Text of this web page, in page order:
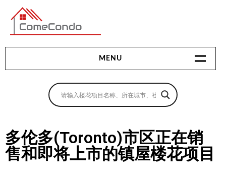
多伦多最新最全的楼花搜索引擎
MENU
地产相关
买房指南
卖房指南
多伦多(Toronto)市区正在销
售和即将上市的镇屋楼花项目